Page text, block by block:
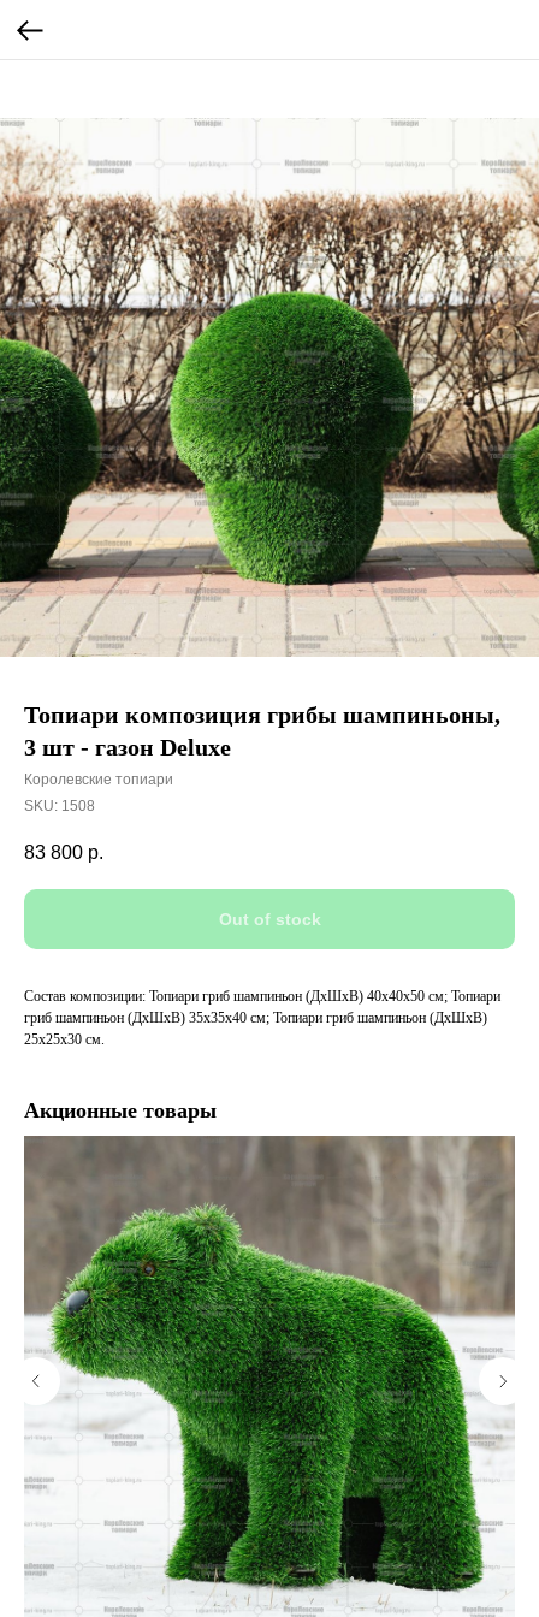
Топиари композиция грибы шампиньоны,
3 шт - газон Deluxe
Королевские топиари
SKU: 1508
83 800 р.
Out of stock
Состав композиции: Топиари гриб шампиньон (ДхШхВ) 40х40х50 см; Топиари
гриб шампиньон (ДхШхВ) 35х35х40 см; Топиари гриб шампиньон (ДхШхВ)
25х25х30 см.
Акционные товары